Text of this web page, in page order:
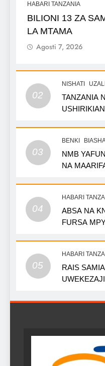
HABARI TANZANIA
BILIONI 13 ZA
LA MTAMA
Agosti 7, 2026
02
NISHATI
TANZANIA
03
BENKI
NMB
04
HABARI
ABSA NA
FURSA
05
HABARI
RAIS